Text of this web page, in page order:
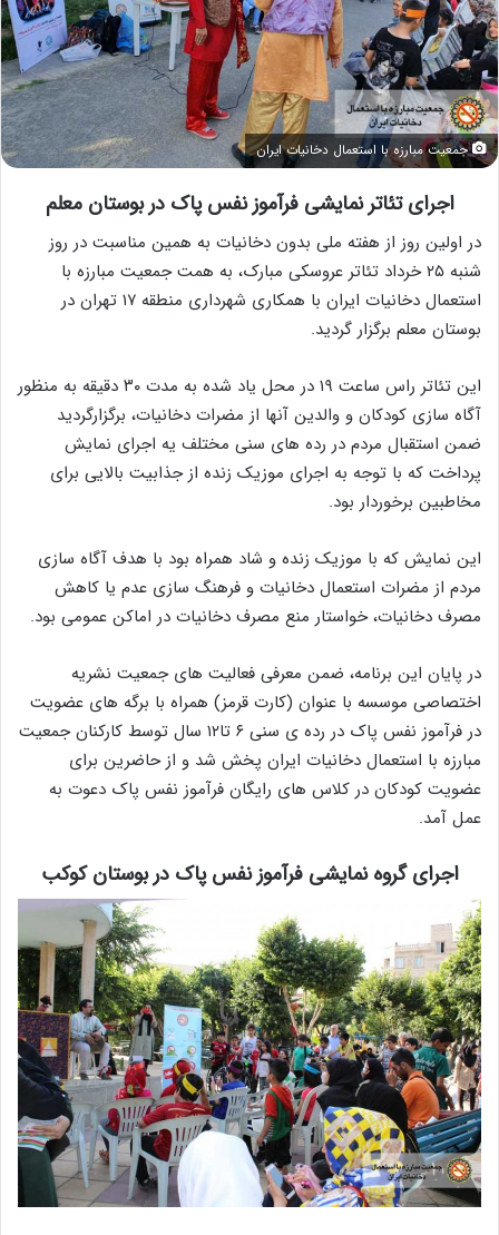
جمعیت مبارزه با استعمال دخانیات ایران
اجرای تئاتر نمایشی فرآموز نفس پاک دربوستان معلم
در اولین روز از هفته ملی بدون دخانیات به همین مناسبت در روز
شنبه ۲۵ خرداد تئاتر عروسکی مبارک، به همت جمعیت مبارزه با
استعمال دخانیات ایران با همکاری شهرداری منطقه ۱۷ تهران در
بوستان معلم برگزار گردید.
این تئاتر راس ساعت ۱۹ در محل یاد شده به مدت ۳۰ دقیقه به منظور
آگاه سازی کودکان و والدین آنها از مضرات دخانیات، برگزارگردید
ضمن استقبال مردم در رده های سنی مختلف یه اجرای نمایش
پرداخت که با توجه به اجرای موزیک زنده از جذابیت بالایی برای
مخاطبین برخوردار بود.
این نمایش که با موزیک زنده و شاد همراه بود با هدف آگاه سازی
مردم از مضرات استعمال دخانیات و فرهنگ سازی عدم یا کاهش
مصرف دخانیات، خواستار منع مصرف دخانیات در اماکن عمومی بود.
در پایان این برنامه، ضمن معرفی فعالیت های جمعیت نشریه
اختصاصی موسسه با عنوان (کارت قرمز) همراه با برگه های عضویت
در فرآموز نفس پاک در رده ی سنی ۶ تا۱۲ سال توسط کارکنان جمعیت
مبارزه با استعمال دخانیات ایران پخش شد و از حاضرین برای
عضویت کودکان در کلاس های رایگان فرآموز نفس پاک دعوت به
عمل آمد.
اجرای گروه نمایشی فرآموز نفس پاک در بوستان کوکب